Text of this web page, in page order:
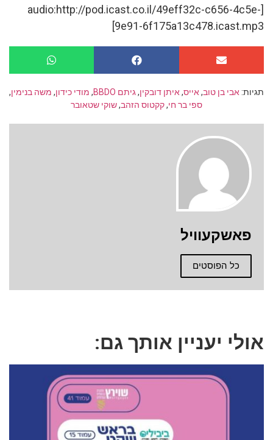
[audio:http://pod.icast.co.il/49eff32c-c656-4c5e-
9e91-6f175a13c478.icast.mp3]
תגיות: אבי בן טוב, אייס, איתן דובקין,גיתם BBDO , מודי כידון, משה בנימין,
ספי בר חי,קקטוס הזהב,שוקי שטאובר
פאשקעוויל
כל הפוסטים
אולי יעניין אותך גם: